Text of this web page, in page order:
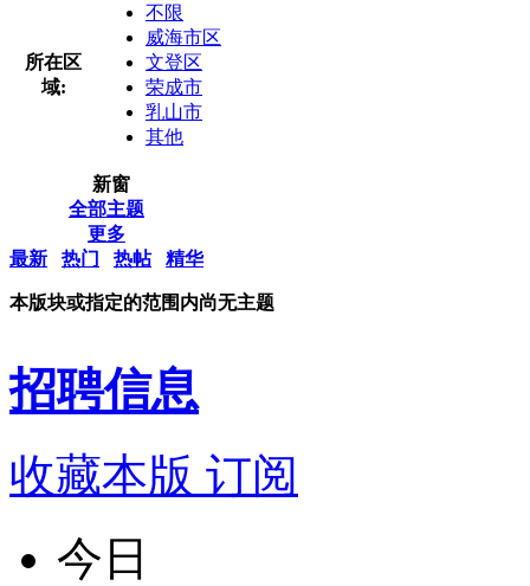
所在区
域:
不限
威海市区
文登区
荣成市
乳山市
其他
新窗
全部主题
更多
最新
热门 热帖 精华
本版块或指定的范围内尚无主题
招聘信息
收藏本版 订阅
今日